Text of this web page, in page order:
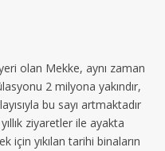
olan Mekke, aynı zaman
2 milyona yakındır,
bu sayı artmaktadır
ziyaretler ile ayakta
için yıkılan tarihi binaların